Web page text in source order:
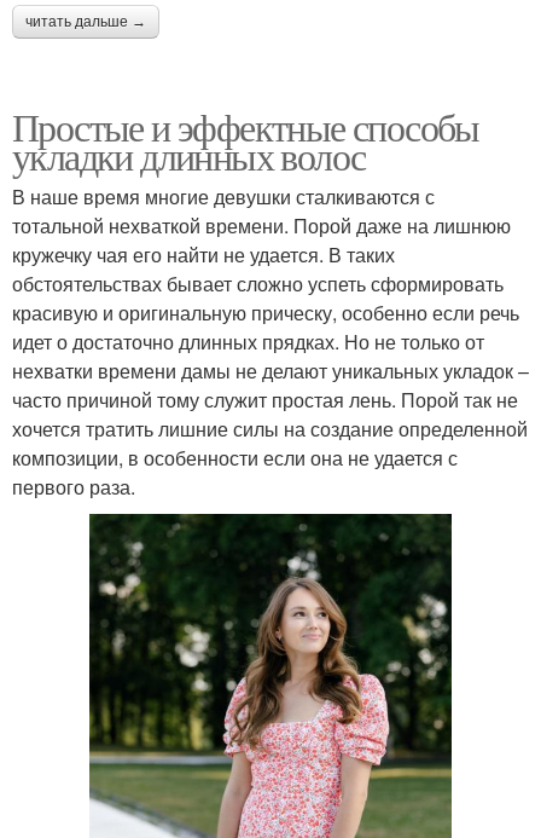
читать дальше →
Простые и эффектные способы
укладки длинных волос
В наше время многие девушки сталкиваются с
тотальной нехваткой времени. Порой даже на лишнюю
кружечку чая его найти не удается. В таких
обстоятельствах бывает сложно успеть сформировать
красивую и оригинальную прическу, особенно если речь
идет о достаточно длинных прядках. Но не только от
нехватки времени дамы не делают уникальных укладок –
часто причиной тому служит простая лень. Порой так не
хочется тратить лишние силы на создание определенной
композиции, в особенности если она не удается с
первого раза.